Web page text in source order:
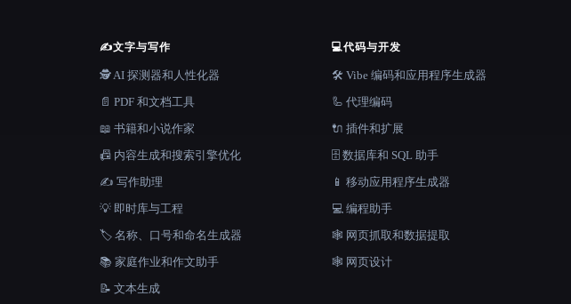
✍️文字与写作
🕵️ AI 探测器和人性化器
📄 PDF 和文档工具
📖 书籍和小说作家
📠 内容生成和搜索引擎优化
✍️ 写作助理
💡 即时库与工程
🏷️ 名称、口号和命名生成器
📚 家庭作业和作文助手
📝 文本生成
💻代码与开发
🛠️ Vibe 编码和应用程序生成器
🦾 代理编码
🔌 插件和扩展
🗄️ 数据库和 SQL 助手
📱 移动应用程序生成器
💻 编程助手
🕸️ 网页抓取和数据提取
🕸 网页设计